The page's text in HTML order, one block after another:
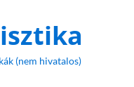
(nem hivatalos)